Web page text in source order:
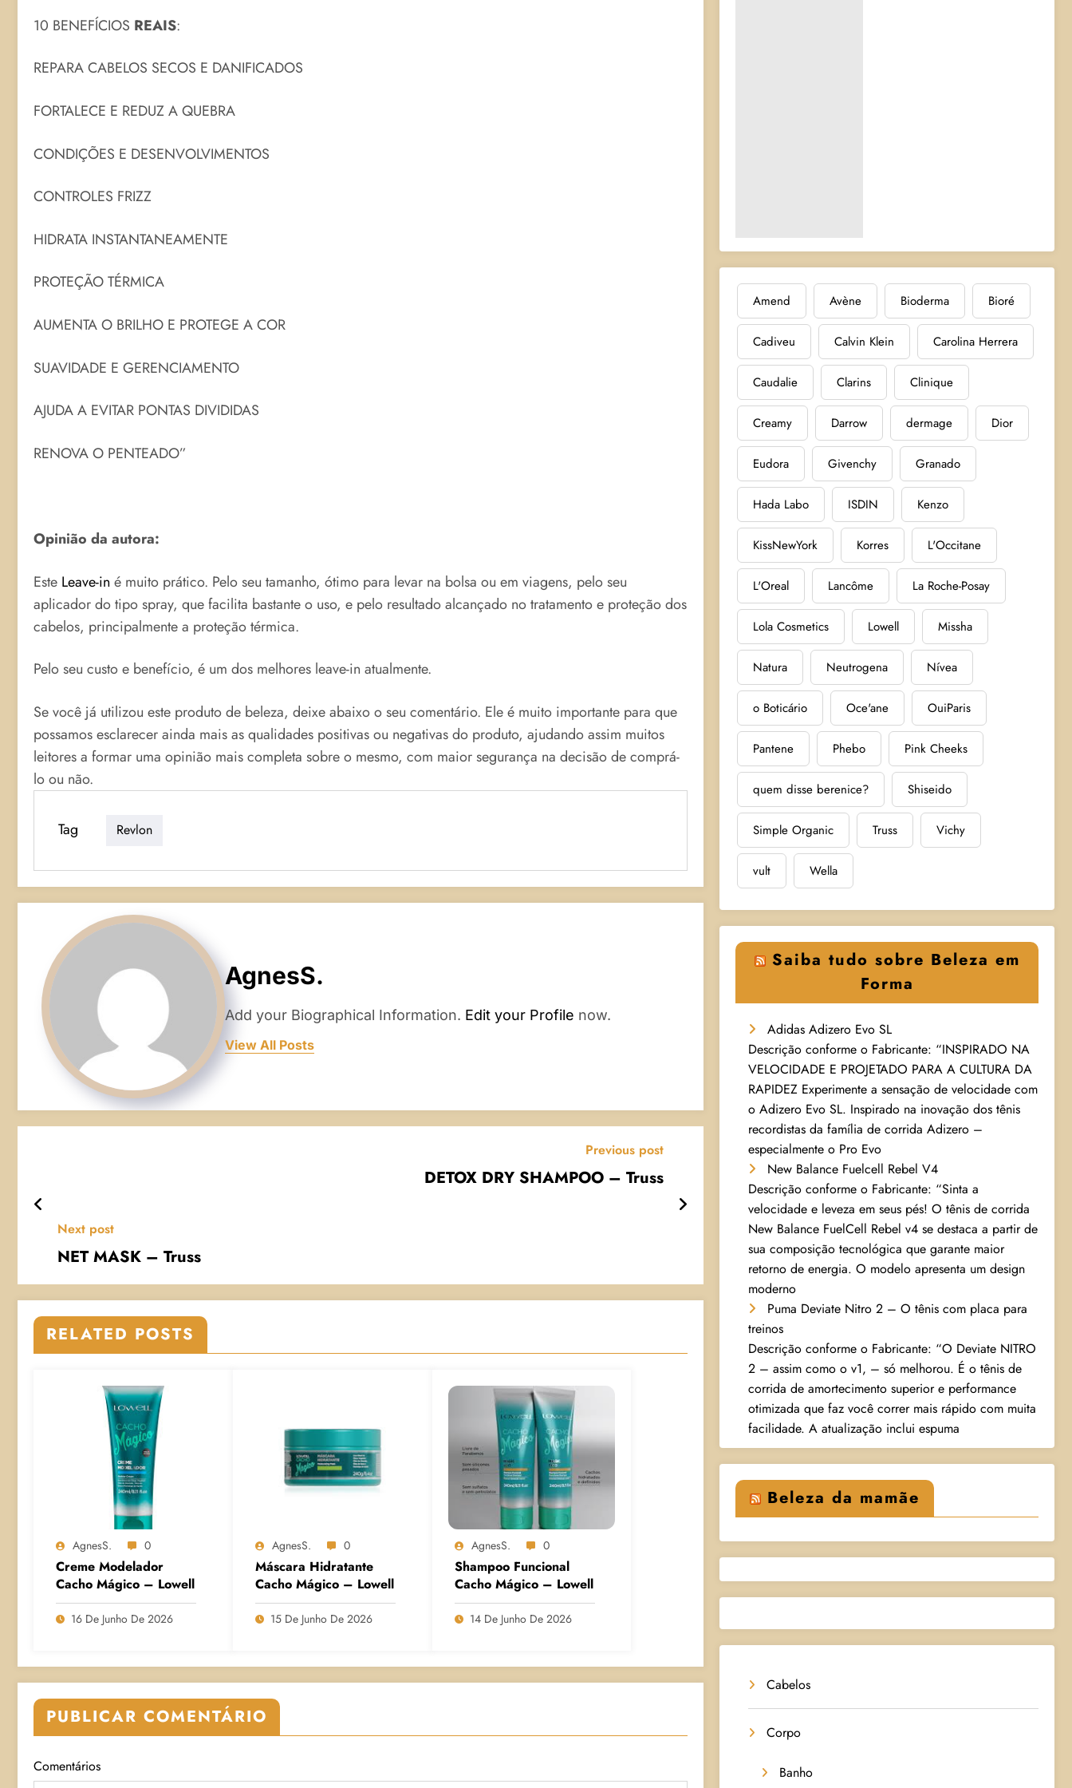
10 BENEFÍCIOS REAIS:
REPARA CABELOS SECOS E DANIFICADOS
FORTALECE E REDUZ A QUEBRA
CONDIÇÕES E DESENVOLVIMENTOS
CONTROLES FRIZZ
HIDRATA INSTANTANEAMENTE
PROTEÇÃO TÉRMICA
AUMENTA O BRILHO E PROTEGE A COR
SUAVIDADE E GERENCIAMENTO
AJUDA A EVITAR PONTAS DIVIDIDAS
RENOVA O PENTEADO”
Opinião da autora:
Este Leave-in é muito prático. Pelo seu tamanho, ótimo para levar na bolsa ou em viagens, pelo seu
aplicador do tipo spray, que facilita bastante o uso, e pelo resultado alcançado no tratamento e proteção dos
cabelos, principalmente a proteção térmica.
Pelo seu custo e benefício, é um dos melhores leave-in atualmente.
Se você já utilizou este produto de beleza, deixe abaixo o seu comentário. Ele é muito importante para que
possamos esclarecer ainda mais as qualidades positivas ou negativas do produto, ajudando assim muitos
leitores a formar uma opinião mais completa sobre o mesmo, com maior segurança na decisão de comprá-
lo ou não.
Tag Revlon
AgnesS.
Add your Biographical Information. Edit your Profile now.
View All Posts
Previous post
DETOX DRY SHAMPOO – Truss
Next post
NET MASK – Truss
RELATED POSTS
AgnesS. 0
Creme Modelador
Cacho Mágico – Lowell
16 De Junho De 2026
AgnesS. 0
Máscara Hidratante
Cacho Mágico – Lowell
15 De Junho De 2026
AgnesS. 0
Shampoo Funcional
Cacho Mágico – Lowell
14 De Junho De 2026
PUBLICAR COMENTÁRIO
Comentários
Amend Avène Bioderma Bioré
Cadiveu Calvin Klein Carolina Herrera
Caudalie Clarins Clinique
Creamy Darrow dermage Dior
Eudora Givenchy Granado
Hada Labo ISDIN Kenzo
KissNewYork Korres L'Occitane
L'Oreal Lancôme La Roche-Posay
Lola Cosmetics Lowell Missha
Natura Neutrogena Nívea
o Boticário Oce'ane OuiParis
Pantene Phebo Pink Cheeks
quem disse berenice? Shiseido
Simple Organic Truss Vichy
vult Wella
Saiba tudo sobre Beleza em
Forma
Adidas Adizero Evo SL
Descrição conforme o Fabricante: “INSPIRADO NA
VELOCIDADE E PROJETADO PARA A CULTURA DA
RAPIDEZ Experimente a sensação de velocidade com
o Adizero Evo SL. Inspirado na inovação dos tênis
recordistas da família de corrida Adizero –
especialmente o Pro Evo
New Balance Fuelcell Rebel V4
Descrição conforme o Fabricante: “Sinta a
velocidade e leveza em seus pés! O tênis de corrida
New Balance FuelCell Rebel v4 se destaca a partir de
sua composição tecnológica que garante maior
retorno de energia. O modelo apresenta um design
moderno
Puma Deviate Nitro 2 – O tênis com placa para
treinos
Descrição conforme o Fabricante: “O Deviate NITRO
2 – assim como o v1, – só melhorou. É o tênis de
corrida de amortecimento superior e performance
otimizada que faz você correr mais rápido com muita
facilidade. A atualização inclui espuma
Beleza da mamãe
Cabelos
Corpo
Banho